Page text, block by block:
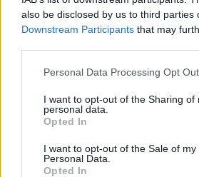
also be disclosed by us to third parties
Downstream Participants that may
Personal Data Processing Opt
I want to opt-out of the Sharing of
personal data.
Opted In
I want to opt-out of the Sale of my
Personal Data.
Opted In
aquaristik 2024-01-15 21:02:54 2024-
15:33:27
Firelinebärbling – Danio